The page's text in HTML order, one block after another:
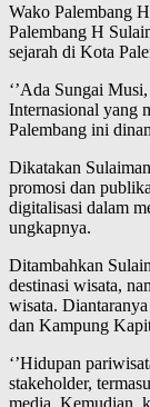
Wako Palembang
Palembang H
sejarah di Kota
‘’Ada Sungai
Internasional yang
Palembang ini
Dikatakan
promosi dan
digitalisasi dalam
ungkapnya.
Ditambahkan
destinasi wisata,
wisata.
dan Kampung
‘’Hidupan
stakeholder,
media. Kemudian,